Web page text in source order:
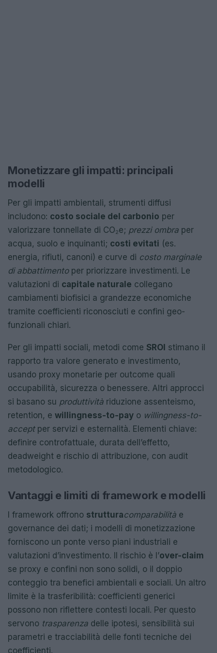
Monetizzare gli impatti: principali
modelli
Per gli impatti ambientali, strumenti diffusi
includono: costo sociale del carbonio per
valorizzare tonnellate di CO₂e; prezzi ombra per
acqua, suolo e inquinanti; costi evitati (es.
energia, rifiuti, canoni) e curve di costo marginale
di abbattimentoper priorizzare investimenti. Le
valutazioni di capitale naturale collegano
cambiamenti biofisici a grandezze economiche
tramite coefficienti riconosciuti e confini geo-
funzionali chiari.
Per gli impatti sociali, metodi come SROI stimano il
rapporto tra valore generato e investimento,
usando proxy monetarie per outcome quali
occupabilità, sicurezza o benessere. Altri approcci
si basano su produttività riduzione assenteismo,
retention, e willingness-to-pay o willingness-to-
acceptper servizi e esternalità. Elementi chiave:
definire controfattuale, durata dell’effetto,
deadweight e rischio di attribuzione, con audit
metodologico.
Vantaggi e limiti di framework e modelli
I framework offrono strutturacomparabilità e
governance dei dati; i modelli di monetizzazione
forniscono un ponte verso piani industriali e
valutazioni d’investimento. Il rischio è l’over-claim
se proxy e confini non sono solidi, o il doppio
conteggio tra benefici ambientali e sociali. Un altro
limite è la trasferibilità: coefficienti generici
possono non riflettere contesti locali. Per questo
servono trasparenza delle ipotesi, sensibilità sui
parametri e tracciabilità delle fonti tecniche dei
coefficienti.